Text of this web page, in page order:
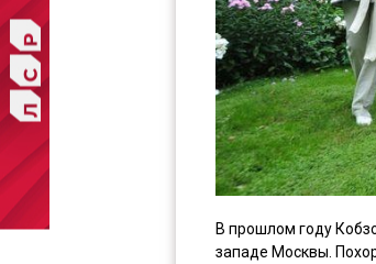
В прошлом году
западе Москвы.